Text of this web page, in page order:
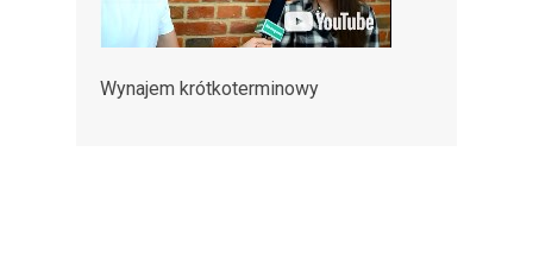
Wynajem krótkoterminowy